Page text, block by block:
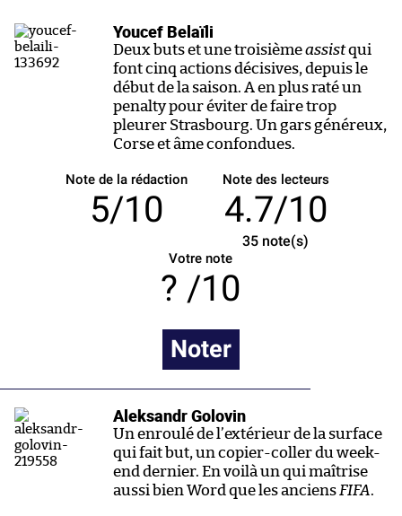
Youcef Belaïli
Deux buts et une troisièmeassistqui
font cinq actions décisives, depuis le
début de la saison. A en plus raté un
penalty pour éviter de faire trop
pleurer Strasbourg. Un gars généreux,
Corse et âme confondues.
Note de la rédaction
5/10
Note des lecteurs
4.7/10
35 note(s)
Votre note
/10
Noter
Aleksandr Golovin
Un enroulé de l’extérieur de la surface
qui fait but, un copier-coller du week-
end dernier. En voilà un qui maîtrise
aussi bien Word que les anciens FIFA.